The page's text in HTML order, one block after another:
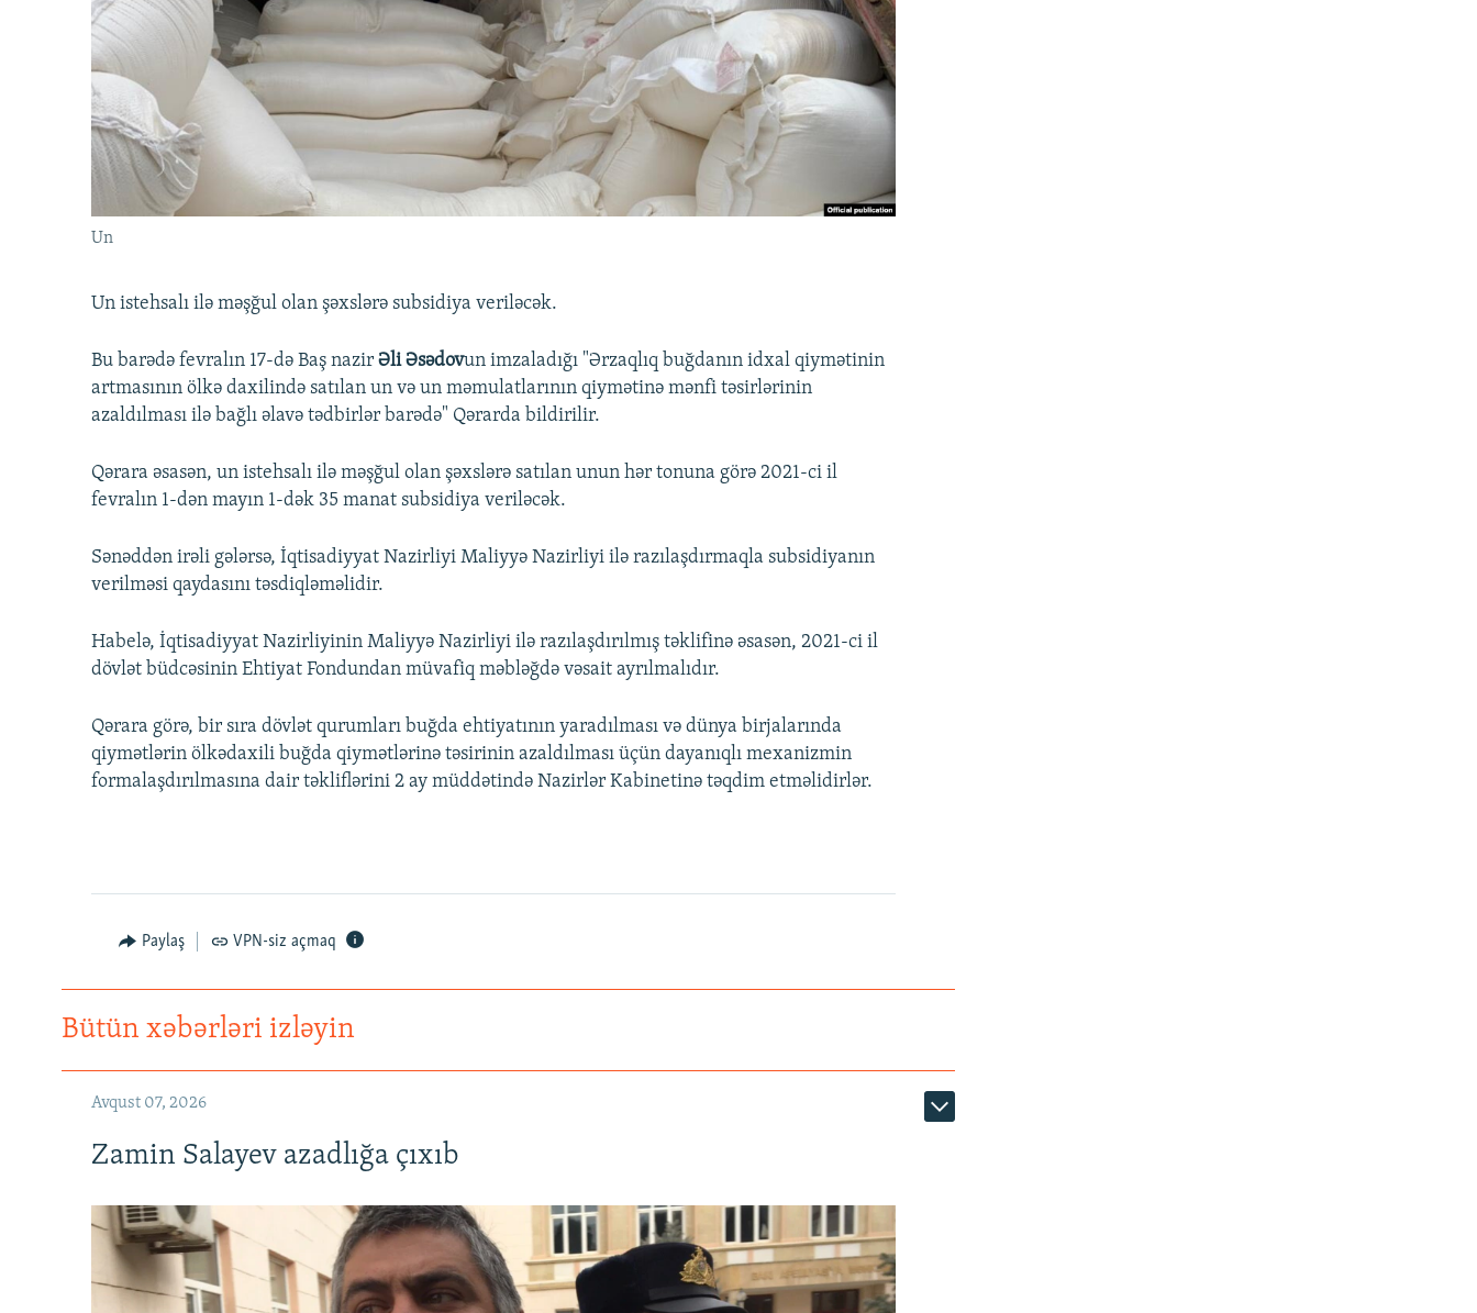
KARIKATURA
İSLAM VƏ DEMOKRATIYA
İZ - MƏDƏNIYYƏT PROQRAMI
PEŞƏ ETIKASI VƏ JURNALISTIKA
STANDARTLARIMIZ
MATERIALLARIMIZDAN ISTIFADƏ
AZADLIQRADIOSU MOBIL TELEFONUNUZDA
Un
Un istehsalı ilə məşğul olan şəxslərə subsidiya veriləcək.
Bu barədə fevralın 17-də Baş nazir Əli Əsədovun imzaladığı "Ərzaqlıq buğdanın idxal qiymətinin
artmasının ölkə daxilində satılan un və un məmulatlarının qiymətinə mənfi təsirlərinin
azaldılması ilə bağlı əlavə tədbirlər barədə" Qərarda bildirilir.
Qərara əsasən, un istehsalı ilə məşğul olan şəxslərə satılan unun hər tonuna görə 2021-ci il
fevralın 1-dən mayın 1-dək 35 manat subsidiya veriləcək.
Sənəddən irəli gələrsə, İqtisadiyyat Nazirliyi Maliyyə Nazirliyi ilə razılaşdırmaqla subsidiyanın
verilməsi qaydasını təsdiqləməlidir.
Habelə, İqtisadiyyat Nazirliyinin Maliyyə Nazirliyi ilə razılaşdırılmış təklifinə əsasən, 2021-ci il
dövlət büdcəsinin Ehtiyat Fondundan müvafiq məbləğdə vəsait ayrılmalıdır.
Qərara görə, bir sıra dövlət qurumları buğda ehtiyatının yaradılması və dünya birjalarında
qiymətlərin ölkədaxili buğda qiymətlərinə təsirinin azaldılması üçün dayanıqlı mexanizmin
formalaşdırılmasına dair təkliflərini 2 ay müddətində Nazirlər Kabinetinə təqdim etməlidirlər.
Paylaş VPN-siz açmaq
Bütün xəbərləri izləyin
Avqust 07, 2026
Zamin Salayev azadlığa çıxıb